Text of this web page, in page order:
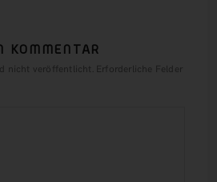
KOMMENTAR
nicht veröffentlicht. Erforderliche Felder